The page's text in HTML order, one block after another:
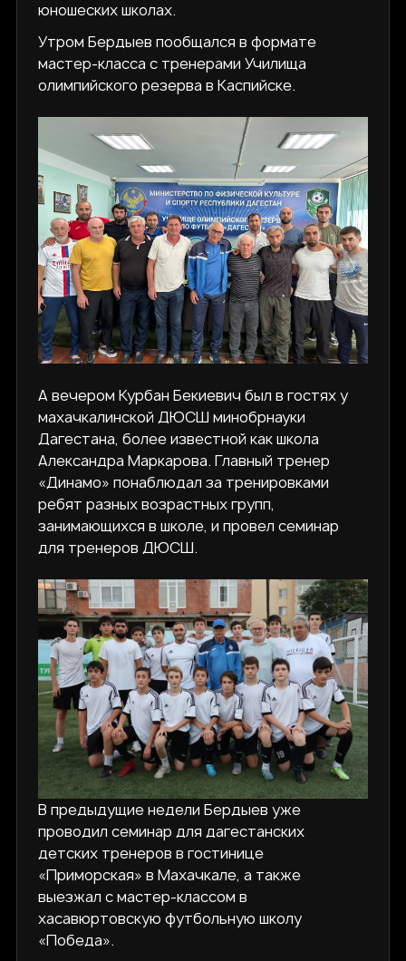
юношеских школах.
Утром Бердыев пообщался в формате
мастер-класса с тренерами Училища
олимпийского резерва в Каспийске.
А вечером Курбан Бекиевич был в гостях у
махачкалинской ДЮСШ минобрнауки
Дагестана, более известной как школа
Александра Маркарова. Главный тренер
«Динамо» понаблюдал за тренировками
ребят разных возрастных групп,
занимающихся в школе, и провел семинар
для тренеров ДЮСШ.
В предыдущие недели Бердыев уже
проводил семинар для дагестанских
детских тренеров в гостинице
«Приморская» в Махачкале, а также
выезжал с мастер-классом в
хасавюртовскую футбольную школу
«Победа».